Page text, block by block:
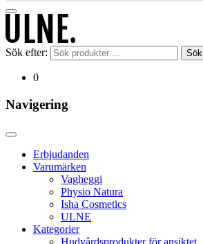
Sök efter: Sök
0
Navigering
Erbjudanden
Varumärken
Vagheggi
Physio Natura
Isha Cosmetics
ULNE
Kategorier